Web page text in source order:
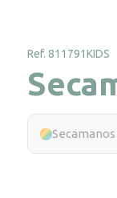
Ref. 811791KIDS